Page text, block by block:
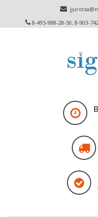
8-495-988-28-50, 8-903-